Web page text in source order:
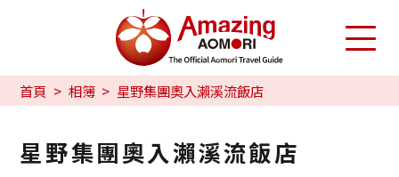
首頁 相簿 星野集團奧入瀨溪流飯店
星野集團奧入瀨溪流飯店